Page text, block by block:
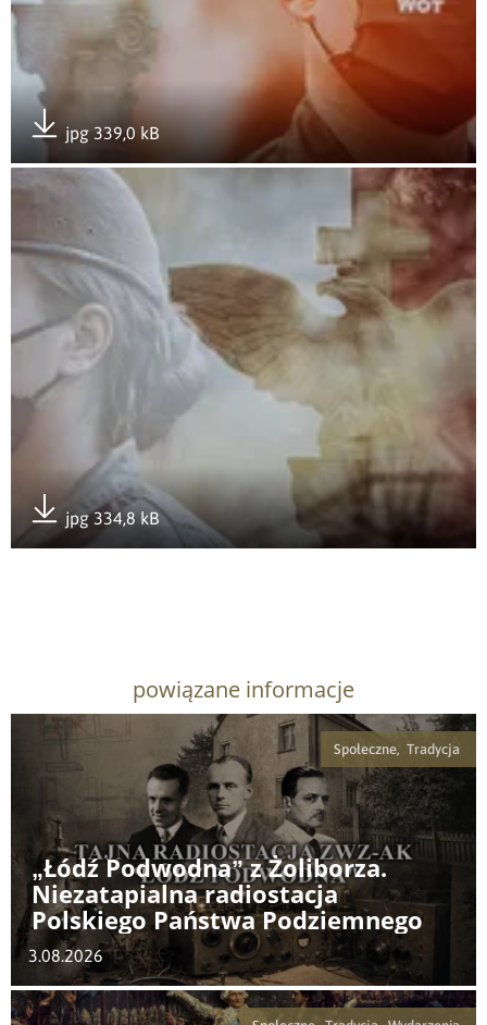
jpg 339,0 kB
Otwórz załącznik Apel Pamięci przy Pomniku Bohaterów
jpg 334,8 kB
Pobierz załącznik
powiązane informacje
Społeczne, Tradycja
„Łódź Podwodna” z Żoliborza.
Niezatapialna radiostacja
Polskiego Państwa Podziemnego
3.08.2026